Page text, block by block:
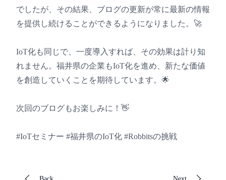
でしたが、その結果、ブログの更新が常に最新の情報
を提供し続けることができるようになりました。🚀
IoT化も同じで、一度導入すれば、その効果は計り知
れません。福井県の企業もIoT化を進め、新たな価値
を創造していくことを期待しています。🌟
次回のブログもお楽しみに！👋
#IoTセミナー #福井県のIoT化 #Robbitsの挑戦